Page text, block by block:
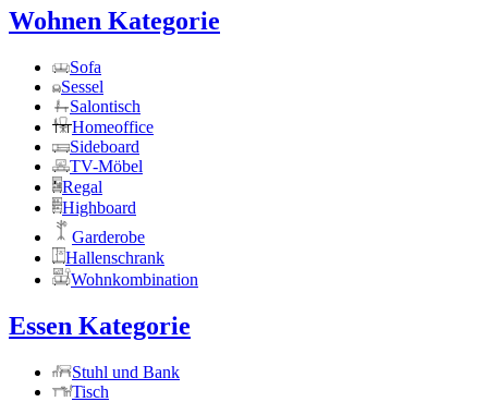
Wohnen Kategorie
Sofa
Sessel
Salontisch
Homeoffice
Sideboard
TV-Möbel
Regal
Highboard
Garderobe
Hallenschrank
Wohnkombination
Essen Kategorie
Stuhl und Bank
Tisch